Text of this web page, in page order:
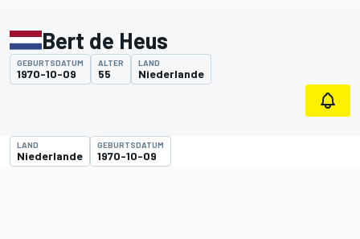
Bert de Heus
GEBURTSDATUM
1970-10-09
ALTER
55
LAND
Niederlande
LAND
Niederlande
GEBURTSDATUM
1970-10-09